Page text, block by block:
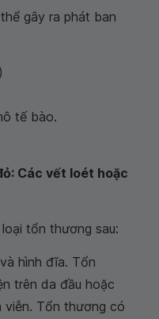
gây ra phát ban
tế bào.
Các vết loét hoặc
tổn thương sau:
hình đĩa. Tổn
trên da đầu hoặc
Tổn thương có